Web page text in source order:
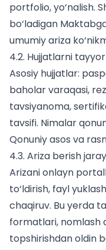
portfolio, yo‘nalish.
bo‘ladigan
umumiy ariza
4.2. Hujjatlarni
Asosiy hujjatlar:
baholar varaqasi,
tavsiyanoma,
tavsifi. Nimalar
Qonuniy asos va
4.3. Ariza berish
Arizani onlayn
to‘ldirish, fayl
chaqiruv. Bu yerda
formatlari, nomlash
topshirishdan oldin